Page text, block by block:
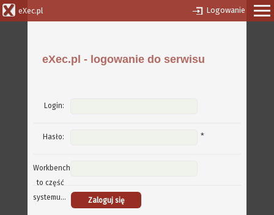
eXec.pl Logowanie
eXec.pl - logowanie do serwisu
Login:
Hasło: *
Workbench
to część
systemu...